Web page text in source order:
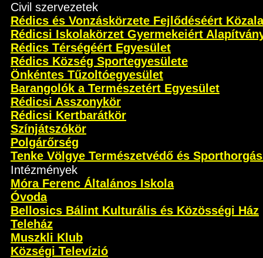
Civil szervezetek
Rédics és Vonzáskörzete Fejlődéséért
Rédicsi Iskolakörzet Gyermekeiért
Rédics Térségéért Egyesület
Rédics Község Sportegyesülete
Önkéntes Tűzoltóegyesület
Barangolók a Természetért Egyesület
Rédicsi Asszonykör
Rédicsi Kertbarátkör
Színjátszókör
Polgárőrség
Tenke Völgye Természetvédő és
Intézmények
Móra Ferenc Általános Iskola
Óvoda
Bellosics Bálint Kulturális és Közösségi Ház
Teleház
Muszkli Klub
Községi Televízió